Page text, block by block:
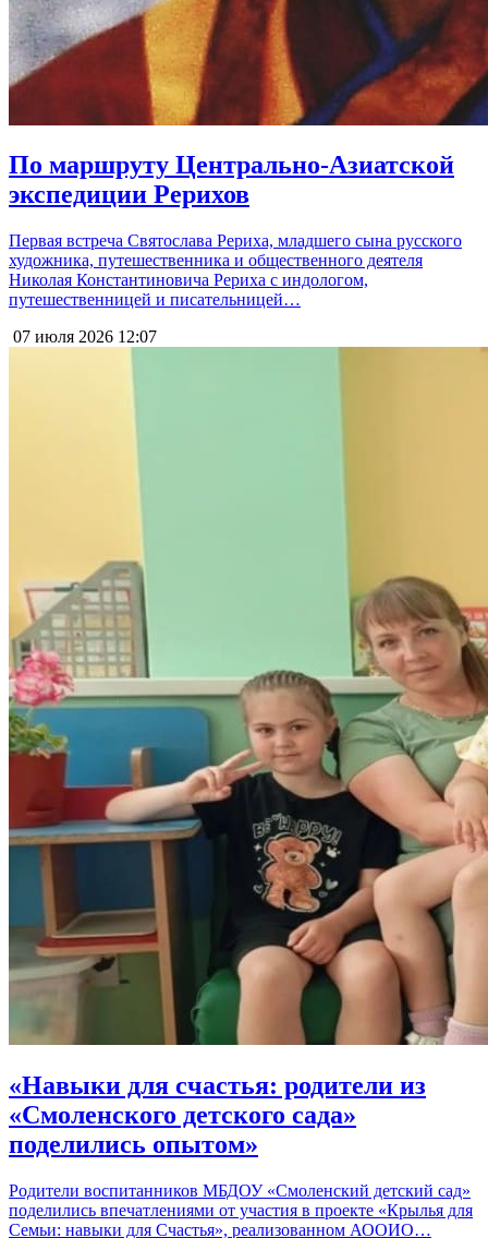
По маршруту Центрально-Азиатской
экспедиции Рерихов
Первая встреча Святослава Рериха, младшего сына русского
художника, путешественника и общественного деятеля
Николая Константиновича Рериха с индологом,
путешественницей и писательницей…
07 июля 2026 12:07
«Навыки для счастья: родители из
«Смоленского детского сада»
поделились опытом»
Родители воспитанников МБДОУ «Смоленский детский сад»
поделились впечатлениями от участия в проекте «Крылья для
Семьи: навыки для Счастья», реализованном АООИО…